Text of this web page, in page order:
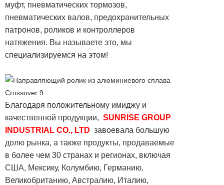
муфт, пневматических тормозов,
пневматических валов, предохранительных
патронов, роликов и контроллеров
натяжения. Вы называете это, мы
специализируемся на этом!
Благодаря положительному имиджу и
качественной продукции, SUNRISE GROUP
INDUSTRIAL CO., LTD завоевала большую
долю рынка, а также продукты, продаваемые
в более чем 30 странах и регионах, включая
США, Мексику, Колумбию, Германию,
Великобританию, Австралию, Италию,